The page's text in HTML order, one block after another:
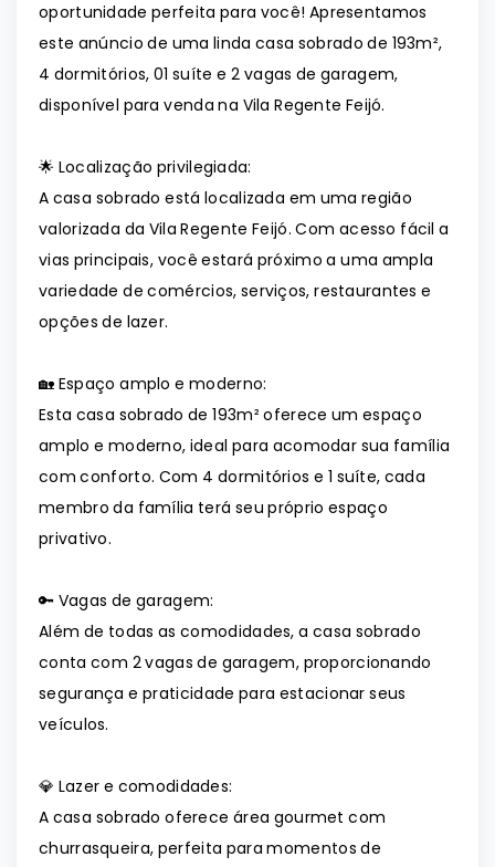
oportunidade perfeita para você! Apresentamos
este anúncio de uma linda casa sobrado de 193m²,
4 dormitórios, 01 suíte e 2 vagas de garagem,
disponível para venda na Vila Regente Feijó.
🌟 Localização privilegiada:
A casa sobrado está localizada em uma região
valorizada da Vila Regente Feijó. Com acesso fácil a
vias principais, você estará próximo a uma ampla
variedade de comércios, serviços, restaurantes e
opções de lazer.
🏡 Espaço amplo e moderno:
Esta casa sobrado de 193m² oferece um espaço
amplo e moderno, ideal para acomodar sua família
com conforto. Com 4 dormitórios e 1 suíte, cada
membro da família terá seu próprio espaço
privativo.
🔑 Vagas de garagem:
Além de todas as comodidades, a casa sobrado
conta com 2 vagas de garagem, proporcionando
segurança e praticidade para estacionar seus
veículos.
💎 Lazer e comodidades:
A casa sobrado oferece área gourmet com
churrasqueira, perfeita para momentos de